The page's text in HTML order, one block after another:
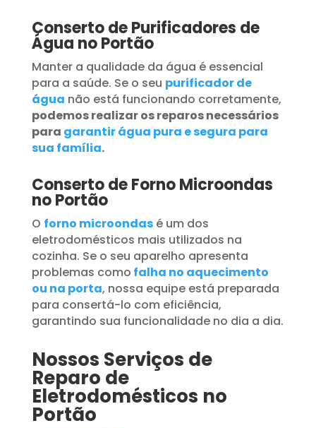
Conserto de Purificadores de
Água no Portão
Manter a qualidade da água é essencial
para a saúde. Se o seu purificador de
água não está funcionando corretamente,
podemos realizar os reparos necessários
para garantir água pura e segura para
sua família.
Conserto de Forno Microondas
no Portão
O forno microondasé um dos
eletrodomésticos mais utilizados na
cozinha. Se o seu aparelho apresenta
problemas como falha no aquecimento
ou na porta, nossa equipe está preparada
para consertá-lo com eficiência,
garantindo sua funcionalidade no dia a dia.
Nossos Serviços de
Reparo de
Eletrodomésticos no
Portão